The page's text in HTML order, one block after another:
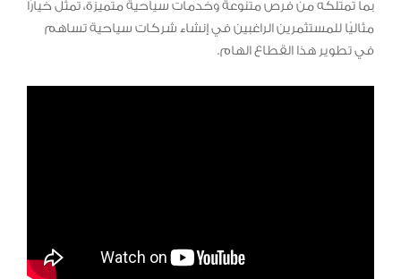
بما تمتلكه من فرص متنوعة وخدمات سياحية متميزة، تمثل خيارًا
مثاليًا للمستثمرين الراغبين في إنشاء شركات سياحية تساهم
في تطوير هذا القطاع الهام.